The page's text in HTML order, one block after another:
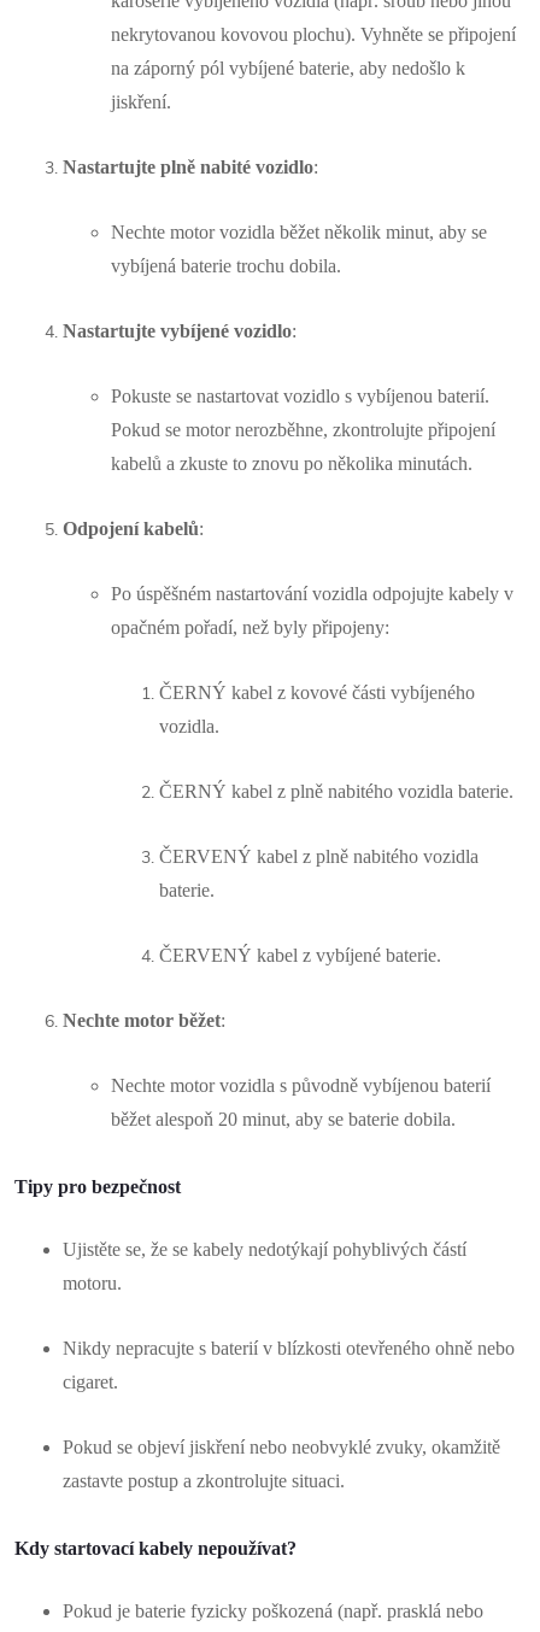
nekrytovanou kovovou plochu). Vyhněte se připojení
na záporný pól vybíjené baterie, aby nedošlo k
jiskření.
Nastartujte plně nabité vozidlo:
Nechte motor vozidla běžet několik minut, aby se
vybíjená baterie trochu dobila.
Nastartujte vybíjené vozidlo:
Pokuste se nastartovat vozidlo s vybíjenou baterií.
Pokud se motor nerozběhne, zkontrolujte připojení
kabelů a zkuste to znovu po několika minutách.
Odpojení kabelů:
Po úspěšném nastartování vozidla odpojujte kabely v
opačném pořadí, než byly připojeny:
ČERNÝ kabel z kovové části vybíjeného
vozidla.
ČERNÝ kabel z plně nabitého vozidla baterie.
ČERVENÝ kabel z plně nabitého vozidla
baterie.
ČERVENÝ kabel z vybíjené baterie.
Nechte motor běžet:
Nechte motor vozidla s původně vybíjenou baterií
běžet alespoň 20 minut, aby se baterie dobila.
Tipy pro bezpečnost
Ujistěte se, že se kabely nedotýkají pohyblivých částí
motoru.
Nikdy nepracujte s baterií v blízkosti otevřeného ohně nebo
cigaret.
Pokud se objeví jiskření nebo neobvyklé zvuky, okamžitě
zastavte postup a zkontrolujte situaci.
Kdy startovací kabely nepoužívat?
Pokud je baterie fyzicky poškozená (např. prasklá nebo